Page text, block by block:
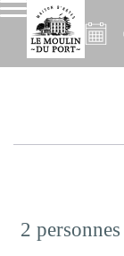
2 personnes